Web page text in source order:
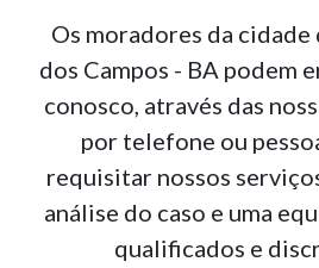
Os moradores da cidade
dos Campos - BA podem
conosco, através das
por telefone ou
requisitar nossos
análise do caso e uma
qualificados e